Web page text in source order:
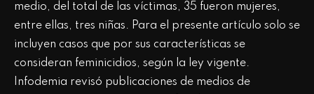
medio, del total de las víctimas, 35 fueron mujeres,
entre ellas, tres niñas. Para el presente artículo solo se
incluyen casos que por sus características se
consideran feminicidios, según la ley vigente.
Infodemia revisó publicaciones de medios de